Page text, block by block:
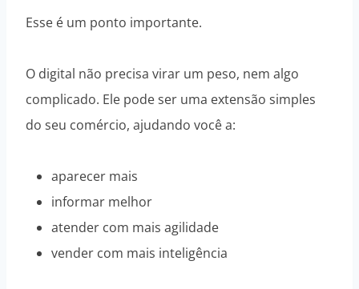
Esse é um ponto importante.
O digital não precisa virar um peso, nem algo
complicado. Ele pode ser uma extensão simples
do seu comércio, ajudando você a:
aparecer mais
informar melhor
atender com mais agilidade
vender com mais inteligência